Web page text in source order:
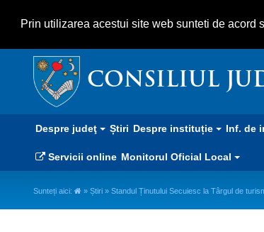
Prin utilizarea acestui site web sunteti de acord
CONSILIUL
Despre judeţ Știri Despre instituție Inf. de
Servicii online Monitorul Oficial Local
Sunteți aici: » Știri » Standul Ținutului Secuiesc la Târgul de